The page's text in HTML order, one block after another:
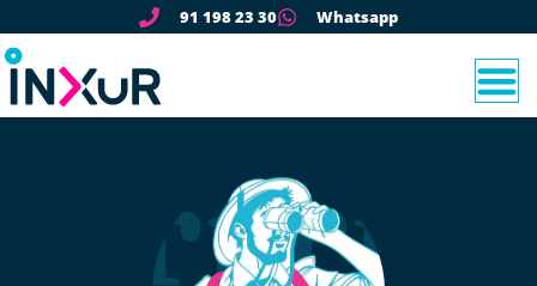
91 198 23 30 Whatsapp